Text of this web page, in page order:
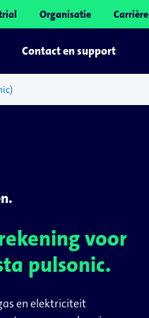
Organisatie Carrière
Contact en support
voor
pulsonic.
en elektriciteit